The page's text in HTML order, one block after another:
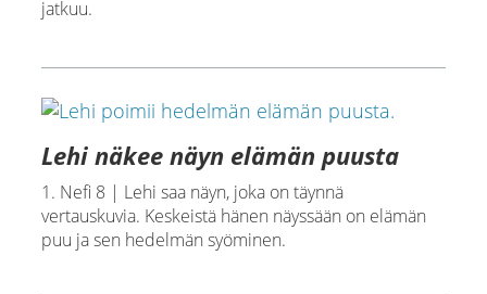
jatkuu.
Lehi näkee näyn elämän puusta
1. Nefi 8 | Lehi saa näyn, joka on täynnä
vertauskuvia. Keskeistä hänen näyssään on elämän
puu ja sen hedelmän syöminen.